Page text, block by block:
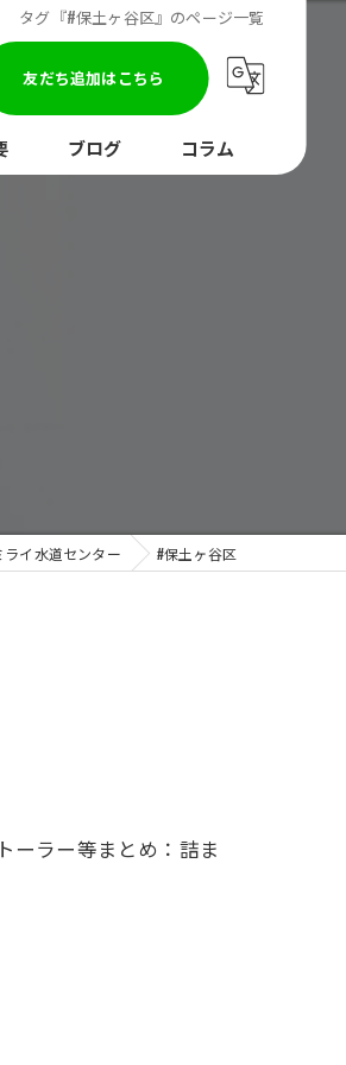
タグ『#保土ヶ谷区』のページ一覧
友だち追加はこちら
ブログ コラム
イ水道センター #保土ヶ谷区
ーラー等まとめ：詰ま